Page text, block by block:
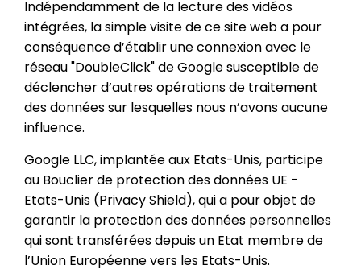
Indépendamment de la lecture des vidéos
intégrées, la simple visite de ce site web a pour
conséquence d’établir une connexion avec le
réseau "DoubleClick" de Google susceptible de
déclencher d’autres opérations de traitement
des données sur lesquelles nous n’avons aucune
influence.
Google LLC, implantée aux Etats-Unis, participe
au Bouclier de protection des données UE -
Etats-Unis (Privacy Shield), qui a pour objet de
garantir la protection des données personnelles
qui sont transférées depuis un Etat membre de
l’Union Européenne vers les Etats-Unis.